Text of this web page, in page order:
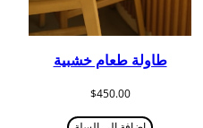
طاولة طعام خشبية
$450.00